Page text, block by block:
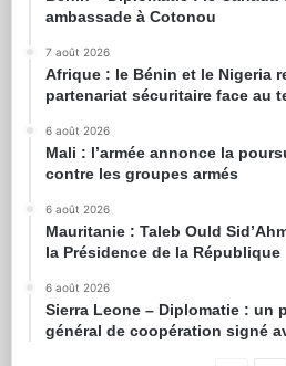
ambassade à Cotonou
7 août 2026
Afrique : le Bénin et le Nigeria
partenariat sécuritaire face au
6 août 2026
Mali : l’armée annonce la
contre les groupes armés
6 août 2026
Mauritanie : Taleb Ould
la Présidence de la République
6 août 2026
Sierra Leone – Diplomatie : un
général de coopération signé